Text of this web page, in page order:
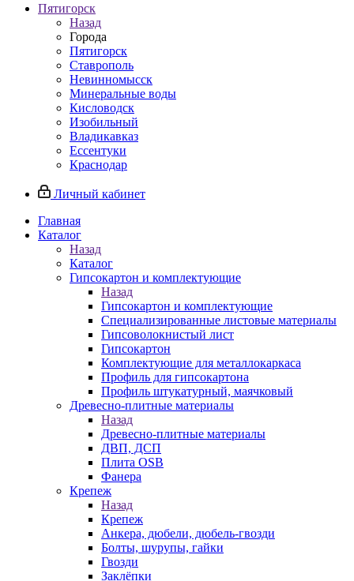
Пятигорск
Назад
Города
Пятигорск
Ставрополь
Невинномысск
Минеральные воды
Кисловодск
Изобильный
Владикавказ
Ессентуки
Краснодар
Личный кабинет
Главная
Каталог
Назад
Каталог
Гипсокартон и комплектующие
Назад
Гипсокартон и комплектующие
Специализированные листовые материалы
Гипсоволокнистый лист
Гипсокартон
Комплектующие для металлокаркаса
Профиль для гипсокартона
Профиль штукатурный, маячковый
Древесно-плитные материалы
Назад
Древесно-плитные материалы
ДВП, ДСП
Плита OSB
Фанера
Крепеж
Назад
Крепеж
Анкера, дюбели, дюбель-гвозди
Болты, шурупы, гайки
Гвозди
Заклёпки